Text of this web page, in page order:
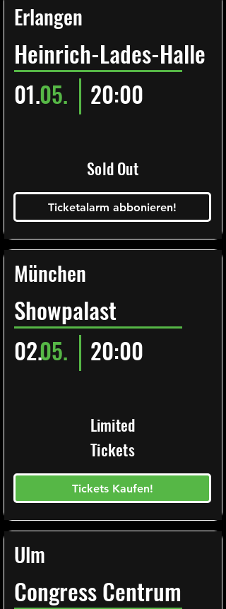
Erlangen
Heinrich-Lades-Halle
01.05. 20:00
Sold Out
Ticketalarm abbonieren!
München
Showpalast
02.05. 20:00
Limited
Tickets
Tickets Kaufen!
Ulm
Congress Centrum